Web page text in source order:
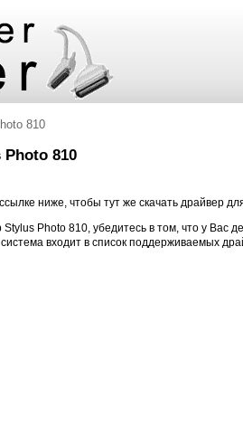
810
810
ниже, чтобы тут же скачать драйвер
Stylus Photo 810, убедитесь в том, что у Вас
входит в список поддерживаемых